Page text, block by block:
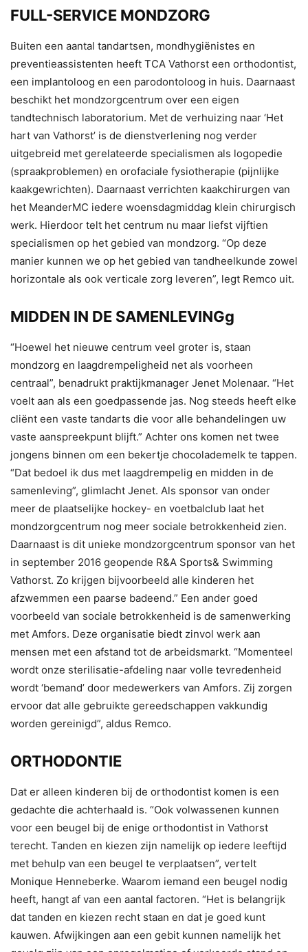
FULL-SERVICE MONDZORG
Buiten een aantal tandartsen, mondhygiënistes en
preventieassistenten heeft TCA Vathorst een orthodontist,
een implantoloog en een parodontoloog in huis. Daarnaast
beschikt het mondzorgcentrum over een eigen
tandtechnisch laboratorium. Met de verhuizing naar ‘Het
hart van Vathorst’ is de dienstverlening nog verder
uitgebreid met gerelateerde specialismen als logopedie
(spraakproblemen) en orofaciale fysiotherapie (pijnlijke
kaakgewrichten). Daarnaast verrichten kaakchirurgen van
het MeanderMC iedere woensdagmiddag klein chirurgisch
werk. Hierdoor telt het centrum nu maar liefst vijftien
specialismen op het gebied van mondzorg. “Op deze
manier kunnen we op het gebied van tandheelkunde zowel
horizontale als ook verticale zorg leveren”, legt Remco uit.
MIDDEN IN DE SAMENLEVINGg
“Hoewel het nieuwe centrum veel groter is, staan
mondzorg en laagdrempeligheid net als voorheen
centraal”, benadrukt praktijkmanager Jenet Molenaar. “Het
voelt aan als een goedpassende jas. Nog steeds heeft elke
cliënt een vaste tandarts die voor alle behandelingen uw
vaste aanspreekpunt blijft.” Achter ons komen net twee
jongens binnen om een bekertje chocolademelk te tappen.
“Dat bedoel ik dus met laagdrempelig en midden in de
samenleving”, glimlacht Jenet. Als sponsor van onder
meer de plaatselijke hockey- en voetbalclub laat het
mondzorgcentrum nog meer sociale betrokkenheid zien.
Daarnaast is dit unieke mondzorgcentrum sponsor van het
in september 2016 geopende R&A Sports& Swimming
Vathorst. Zo krijgen bijvoorbeeld alle kinderen het
afzwemmen een paarse badeend.” Een ander goed
voorbeeld van sociale betrokkenheid is de samenwerking
met Amfors. Deze organisatie biedt zinvol werk aan
mensen met een afstand tot de arbeidsmarkt. “Momenteel
wordt onze sterilisatie-afdeling naar volle tevredenheid
wordt ‘bemand’ door medewerkers van Amfors. Zij zorgen
ervoor dat alle gebruikte gereedschappen vakkundig
worden gereinigd”, aldus Remco.
ORTHODONTIE
Dat er alleen kinderen bij de orthodontist komen is een
gedachte die achterhaald is. “Ook volwassenen kunnen
voor een beugel bij de enige orthodontist in Vathorst
terecht. Tanden en kiezen zijn namelijk op iedere leeftijd
met behulp van een beugel te verplaatsen”, vertelt
Monique Henneberke. Waarom iemand een beugel nodig
heeft, hangt af van een aantal factoren. “Het is belangrijk
dat tanden en kiezen recht staan en dat je goed kunt
kauwen. Afwijkingen aan een gebit kunnen namelijk het